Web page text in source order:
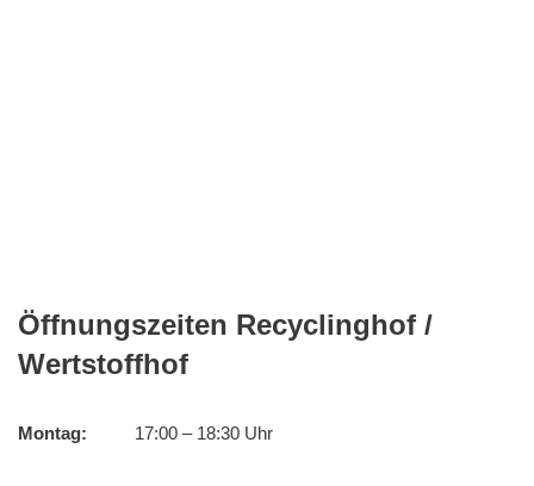
Öffnungszeiten Recyclinghof /
Wertstoffhof
Montag: 17:00 – 18:30 Uhr